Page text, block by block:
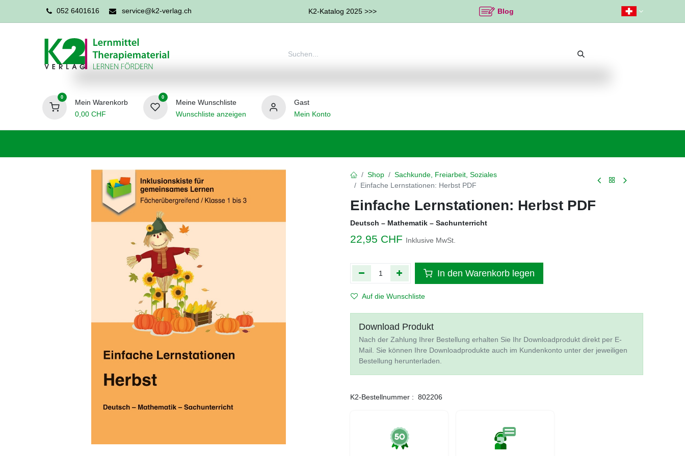
052 6401616 service@k2-verlag.ch K2-Katalog 2025 >>> Blog
0
Mein Warenkorb
0,00CHF
0
Meine Wunschliste
Wunschliste anzeigen
Gast
Mein Konto
Shop
Sachkunde, Freiarbeit, Soziales
Einfache Lernstationen: Herbst PDF
Einfache Lernstationen: Herbst PDF
Deutsch – Mathematik – Sachunterricht
22,95 CHF Inklusive MwSt.
In den Warenkorb legen
Auf die Wunschliste
Download Produkt
Nach der Zahlung Ihrer Bestellung erhalten Sie Ihr Downloadprodukt direkt per E-
Mail. Sie können Ihre Downloadprodukte auch im Kundenkonto unter der jeweiligen
Bestellung herunterladen.
K2-Bestellnummer : 802206